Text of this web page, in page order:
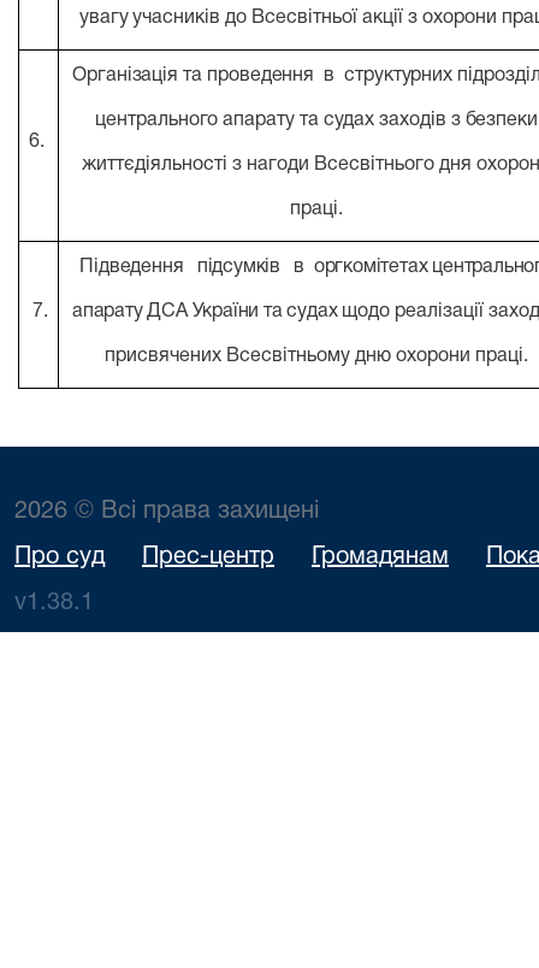
увагу учасників до Всесвітньої акції з охорони
6.
Організація та проведення в структурних
центрального апарату та судах заходів з безпеки
життєдіяльності з нагоди Всесвітнього дня
праці.
7.
Підведення підсумків в оргкомітетах
апарату ДСА України та судах щодо реалізації
присвячених Всесвітньому дню охорони праці.
2026 © Всі права захищені
Про суд Прес-центр Громадянам
v1.38.1